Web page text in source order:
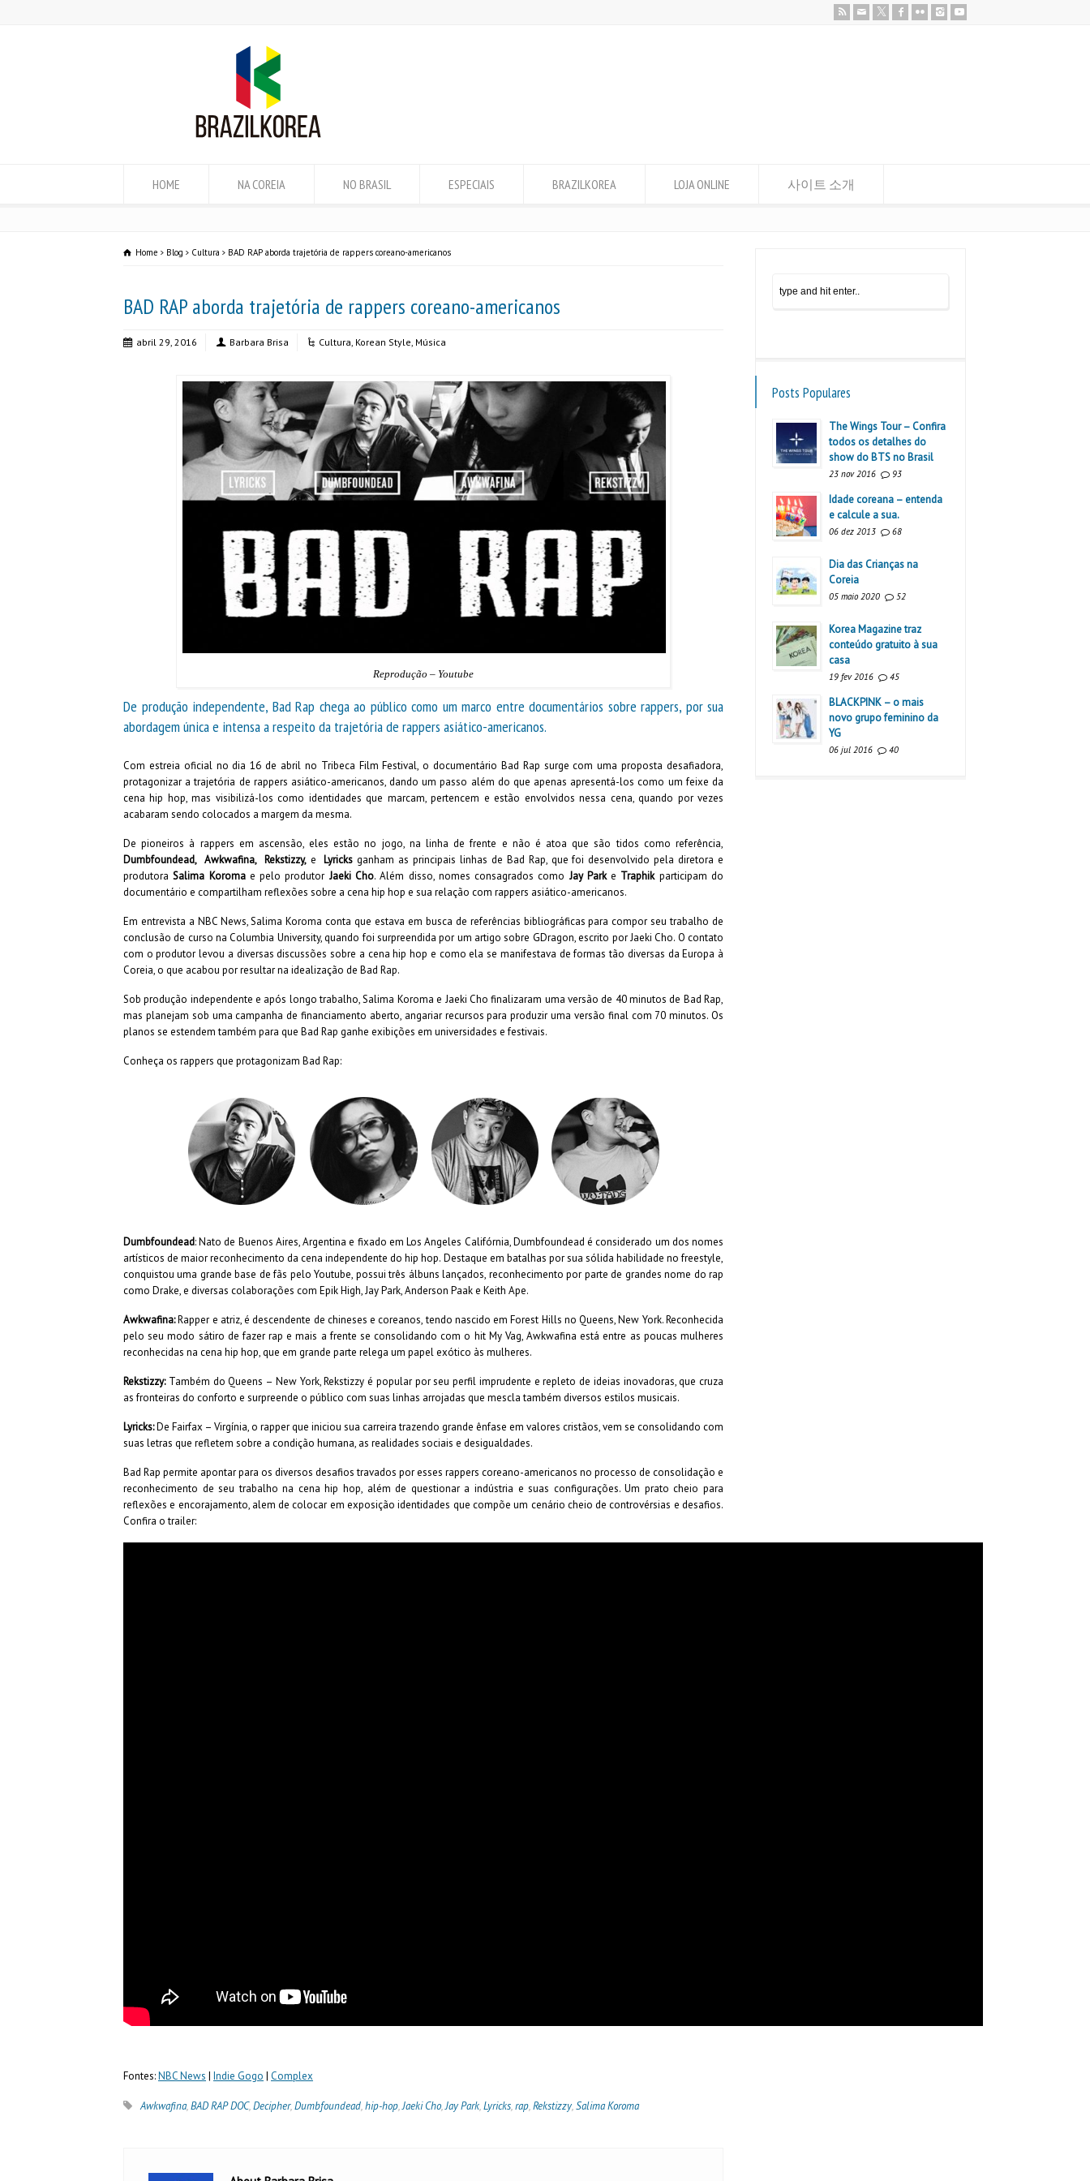
HOME NA COREIA NO BRASIL ESPECIAIS BRAZILKOREA LOJA ONLINE 사이트 소개
Home Blog Cultura BAD RAP aborda trajetória de rappers coreano-americanos
BAD RAP aborda trajetória de rappers coreano-americanos
abril 29, 2016 Barbara Brisa Cultura, Korean Style, Música
Reprodução – Youtube
De produção independente, Bad Rap chega ao público como um marco entre documentários sobre rappers, por sua
abordagem única e intensa a respeito da trajetória de rappers asiático-americanos.
Com estreia oficial no dia 16 de abril no Tribeca Film Festival, o documentário Bad Rap surge com uma proposta desafiadora,
protagonizar a trajetória de rappers asiático-americanos, dando um passo além do que apenas apresentá-los como um feixe da
cena hip hop, mas visibilizá-los como identidades que marcam, pertencem e estão envolvidos nessa cena, quando por vezes
acabaram sendo colocados a margem da mesma.
De pioneiros à rappers em ascensão, eles estão no jogo, na linha de frente e não é atoa que são tidos como referência,
Dumbfoundead, Awkwafina, Rekstizzy,e Lyricksganham as principais linhas de Bad Rap, que foi desenvolvido pela diretora e
produtoraSalima Koromae pelo produtor Jaeki Cho. Além disso, nomes consagrados como Jay Parke Traphikparticipam do
documentário e compartilham reflexões sobre a cena hip hop e sua relação com rappers asiático-americanos.
Em entrevista a NBC News, Salima Koroma conta que estava em busca de referências bibliográficas para compor seu trabalho de
conclusão de curso na Columbia University, quando foi surpreendida por um artigo sobre GDragon, escrito por Jaeki Cho. O contato
com o produtor levou a diversas discussões sobre a cena hip hop e como ela se manifestava de formas tão diversas da Europa à
Coreia, o que acabou por resultar na idealização de Bad Rap.
Sob produção independente e após longo trabalho, Salima Koroma e Jaeki Cho finalizaram uma versão de 40 minutos de Bad Rap,
mas planejam sob uma campanha de financiamento aberto, angariar recursos para produzir uma versão final com 70 minutos. Os
planos se estendem também para que Bad Rap ganhe exibições em universidades e festivais.
Conheça os rappers que protagonizam Bad Rap:
Dumbfoundead: Nato de Buenos Aires, Argentina e fixado em Los Angeles Califórnia, Dumbfoundead é considerado um dos nomes
artísticos de maior reconhecimento da cena independente do hip hop. Destaque em batalhas por sua sólida habilidade no freestyle,
conquistou uma grande base de fãs pelo Youtube, possui três álbuns lançados, reconhecimento por parte de grandes nome do rap
como Drake, e diversas colaborações com Epik High, Jay Park, Anderson Paak e Keith Ape.
Awkwafina:Rapper e atriz, é descendente de chineses e coreanos, tendo nascido em Forest Hills no Queens, New York. Reconhecida
pelo seu modo sátiro de fazer rap e mais a frente se consolidando com o hit My Vag, Awkwafina está entre as poucas mulheres
reconhecidas na cena hip hop, que em grande parte relega um papel exótico às mulheres.
Rekstizzy:Também do Queens – New York, Rekstizzy é popular por seu perfil imprudente e repleto de ideias inovadoras, que cruza
as fronteiras do conforto e surpreende o público com suas linhas arrojadas que mescla também diversos estilos musicais.
Lyricks:De Fairfax – Virgínia, o rapper que iniciou sua carreira trazendo grande ênfase em valores cristãos, vem se consolidando com
suas letras que refletem sobre a condição humana, as realidades sociais e desigualdades.
Bad Rap permite apontar para os diversos desafios travados por esses rappers coreano-americanos no processo de consolidação e
reconhecimento de seu trabalho na cena hip hop, além de questionar a indústria e suas configurações. Um prato cheio para
reflexões e encorajamento, alem de colocar em exposição identidades que compõe um cenário cheio de controvérsias e desafios.
Confira o trailer:
Fontes:NBC News | Indie Gogo | Complex
Awkwafina,BAD RAP DOC,Decipher,Dumbfoundead,hip-hop,Jaeki Cho,Jay Park,Lyricks,rap,Rekstizzy,Salima Koroma
Posts Populares
The Wings Tour – Confira
todos os detalhes do
show do BTS no Brasil
23 nov 2016 93
Idade coreana – entenda
e calcule a sua.
06 dez 2013 68
Dia das Crianças na
Coreia
05 maio 2020 52
Korea Magazine traz
conteúdo gratuito à sua
casa
19 fev 2016 45
BLACKPINK – o mais
novo grupo feminino da
YG
06 jul 2016 40